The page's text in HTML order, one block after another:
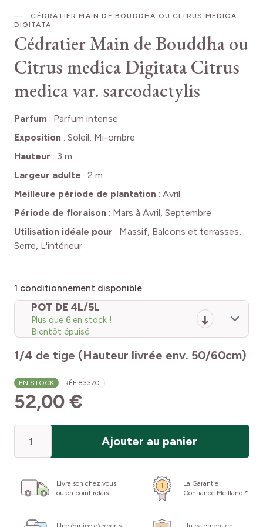
CÉDRATIER MAIN DE BOUDDHA OU CITRUS MEDICA
DIGITATA
Cédratier Main de Bouddha ou
Citrus medica DigitataCitrus
medica var. sarcodactylis
Parfum : Parfum intense
Exposition : Soleil, Mi-ombre
Hauteur : 3 m
Largeur adulte : 2 m
Meilleure période de plantation : Avril
Période de floraison : Mars à Avril, Septembre
Utilisation idéale pour : Massif, Balcons et terrasses,
Serre, L'intérieur
1 conditionnement disponible
POT DE 4L/5L
Plus que 6 en stock !
Bientôt épuisé
1/4 de tige (Hauteur livrée env. 50/60cm)
EN STOCK RÉF.83370
52,00 €
Ajouter au panier
Livraison chez vous
ou en point relais
La Garantie
Confiance Meilland *